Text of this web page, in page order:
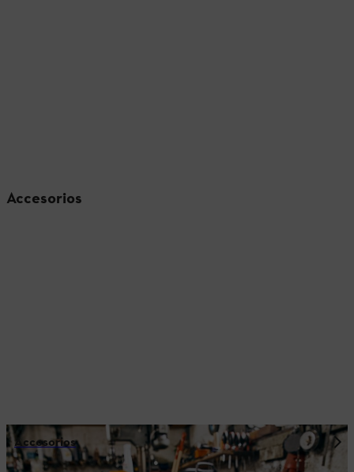
Accesorios
Accesorios